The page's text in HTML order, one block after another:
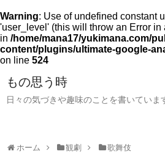
Warning: Use of undefined constant
'user_level' (this will throw an Error in
in /home/mana17/yukimana.com/
content/plugins/ultimate-google-
on line 524
もの思う時
日々の気づきや趣味のことを書いていま
ホーム 観劇 歌舞伎